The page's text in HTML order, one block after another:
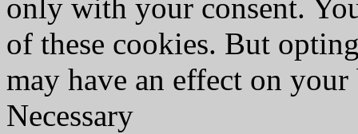
only with your consent.
of these cookies. But
may have an effect on
Necessary